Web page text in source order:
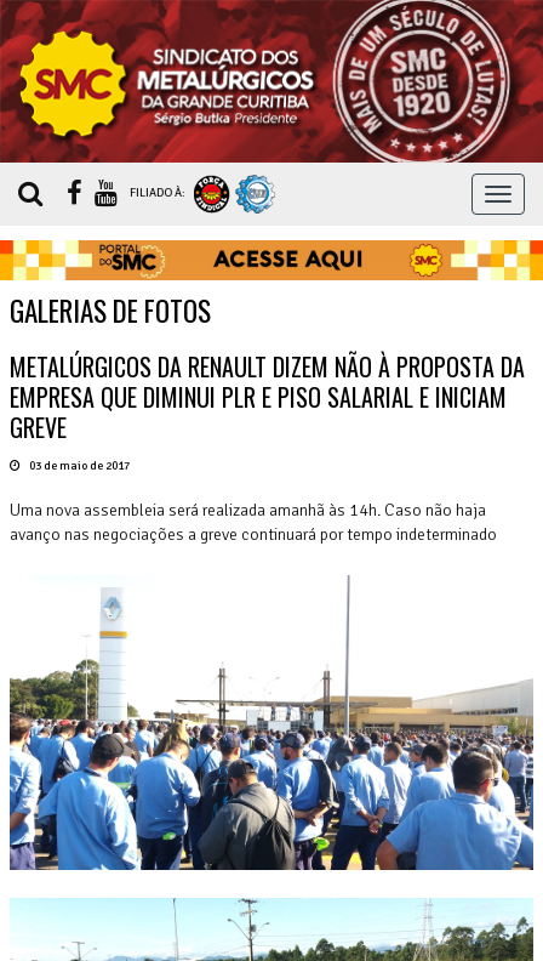
MENU
FILIADO À:
GALERIAS DE FOTOS
METALÚRGICOS DA RENAULT DIZEM NÃO À PROPOSTA DA
EMPRESA QUE DIMINUI PLR E PISO SALARIAL E INICIAM
GREVE
03 de maio de 2017
Uma nova assembleia será realizada amanhã às 14h. Caso não haja
avanço nas negociações a greve continuará por tempo indeterminado